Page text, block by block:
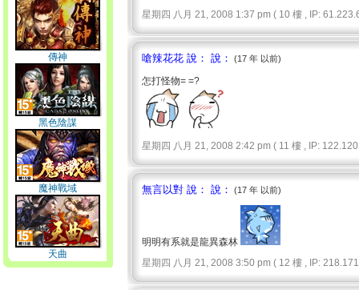
傳神
黑色陰謀
魔神戰域
天曲
星期四 八月 21, 2008 1:37 pm ( 10 樓 , IP:
嗆辣花花 說： 說： (17 年 以前)
怎打怪物= =?
星期四 八月 21, 2008 2:42 pm ( 11 樓 , IP:
無言以對 說： 說： (17 年 以前)
明明有系就是龍異森林
星期四 八月 21, 2008 3:50 pm ( 12 樓 , IP: